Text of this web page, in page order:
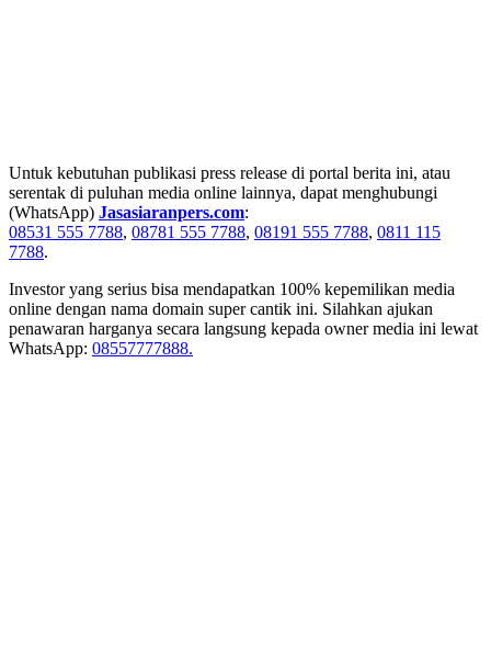
Untuk kebutuhan publikasi press release di portal berita ini, atau
serentak di puluhan media online lainnya, dapat menghubungi
(WhatsApp) Jasasiaranpers.com:
08531 555 7788, 08781 555 7788, 08191 555 7788, 0811 115
7788.
Investor yang serius bisa mendapatkan 100% kepemilikan media
online dengan nama domain super cantik ini. Silahkan ajukan
penawaran harganya secara langsung kepada owner media ini lewat
WhatsApp: 08557777888.